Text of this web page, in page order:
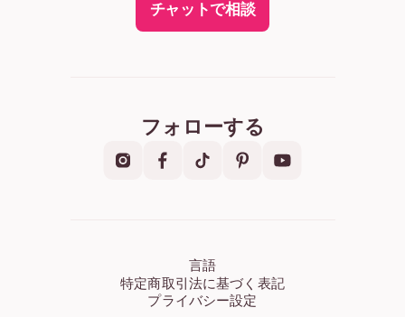
チャットで相談
フォローする
言語
特定商取引法に基づく表記
プライバシー設定